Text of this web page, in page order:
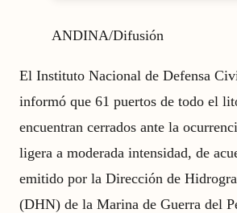
ANDINA/Difusión
El Instituto Nacional de Defensa
informó que 61 puertos de todo el
encuentran cerrados ante la
ligera a moderada intensidad, de
emitido por la Dirección de
(DHN) de la Marina de Guerra del